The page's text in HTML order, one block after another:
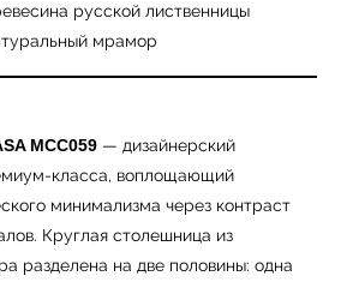
русской лиственницы
мрамор
MCC059 — дизайнерский
класса, воплощающий
минимализма через контраст
Круглая столешница из
разделена на две половины: одна